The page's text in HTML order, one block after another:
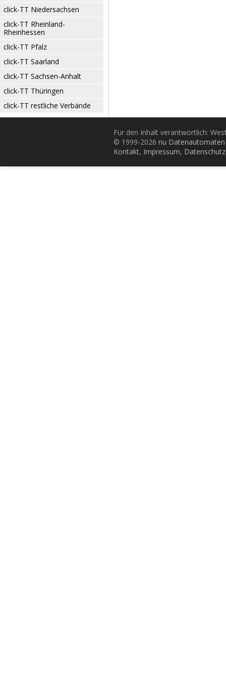
click-TT Niedersachsen
click-TT Rheinland-
Rheinhessen
click-TT Pfalz
click-TT Saarland
click-TT Sachsen-Anhalt
click-TT Thüringen
click-TT restliche Verbände
Für den Inhalt verantwortlich:
© 1999-2026 nu
Kontakt, Impressum, Datenschutz